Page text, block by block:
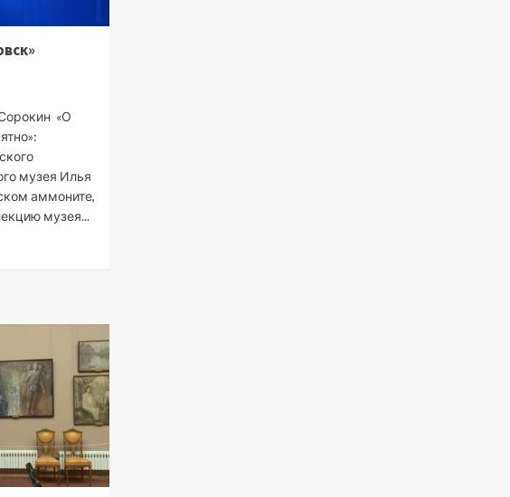
«О
музея Илья
аммоните,
музея...